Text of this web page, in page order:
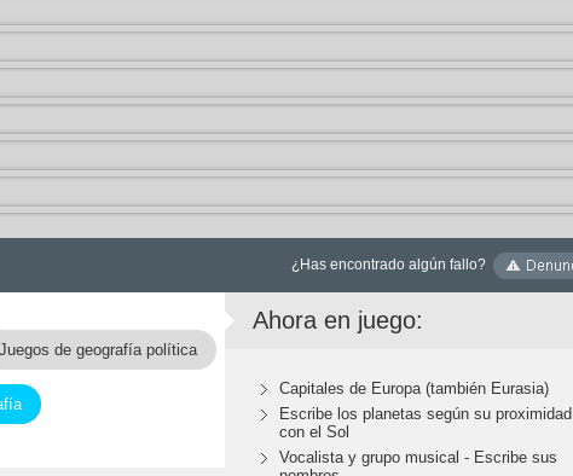
¿Has encontrado algún fallo?
Juegos de geografía política
Ahora en juego:
Capitales de Europa (también Eurasia)
Escribe los planetas según su proximidad
con el Sol
Vocalista y grupo musical - Escribe sus